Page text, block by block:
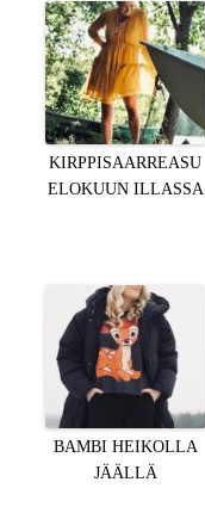
KIRPPISAARREASU
ELOKUUN ILLASSA
BAMBI HEIKOLLA
JÄÄLLÄ